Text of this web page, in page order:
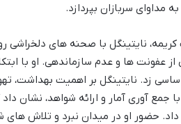
مداوای سربازان بپردازد.
نایتینگل با صحنه های دلخراشی
عفونت ها و عدم سازماندهی. او با
زد. نایتینگل بر اهمیت بهداشت،
جمع آوری آمار و ارائه شواهد، نشان
حضور او در میدان نبرد و تلاش های